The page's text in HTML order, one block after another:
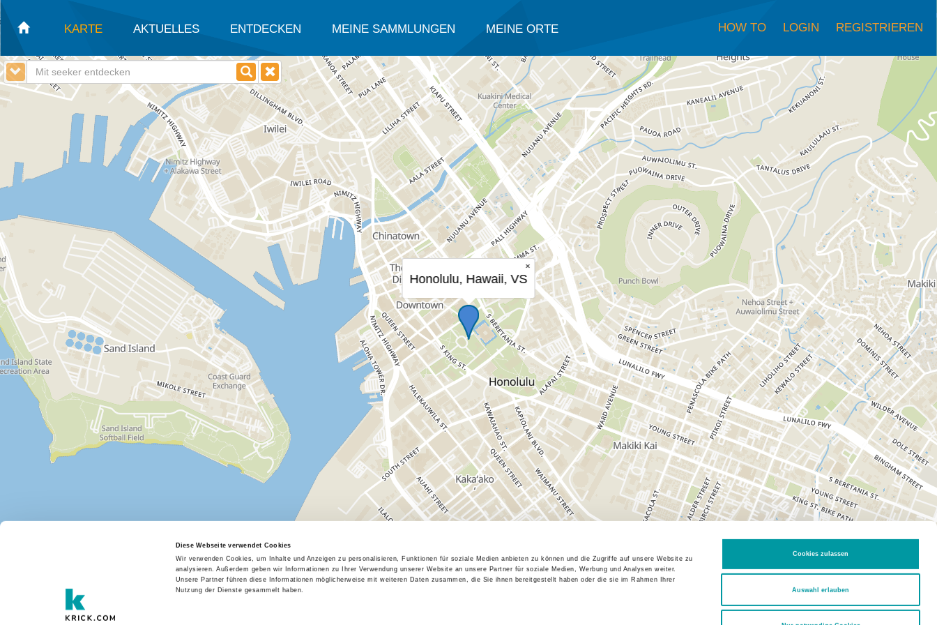
Diese Webseite verwendet Cookies
Wir verwenden Cookies, um Inhalte und Anzeigen zu personalisieren, Funktionen für soziale Medien anbieten zu können und die Zugriffe auf unsere Website zu
analysieren. Außerdem geben wir Informationen zu Ihrer Verwendung unserer Website an unsere Partner für soziale Medien, Werbung und Analysen weiter.
Unsere Partner führen diese Informationen möglicherweise mit weiteren Daten zusammen, die Sie ihnen bereitgestellt haben oder die sie im Rahmen Ihrer
Nutzung der Dienste gesammelt haben.
Cookies zulassen
Auswahl erlauben
KARTE AKTUELLES ENTDECKEN MEINE SAMMLUNGEN MEINE ORTE HOW TO LOGIN REGISTRIEREN
×
Honolulu, Hawaii, VS